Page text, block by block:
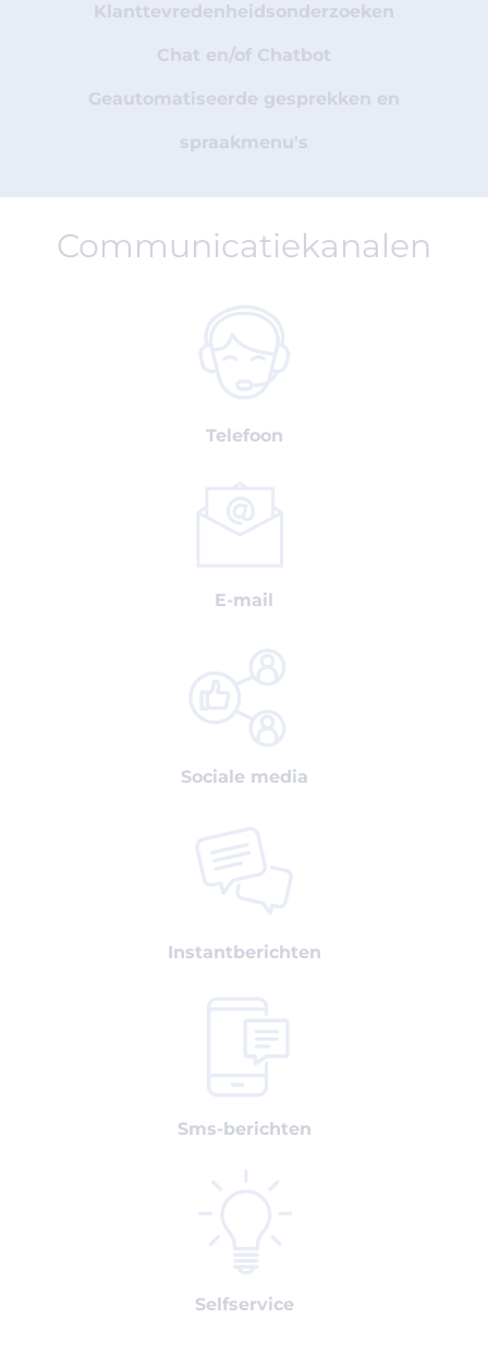
Klanttevredenheidsonderzoeken
Chat en/of Chatbot
Geautomatiseerde gesprekken en
spraakmenu's
Communicatiekanalen
Telefoon
E-mail
Sociale media
Instantberichten
Sms-berichten
Selfservice